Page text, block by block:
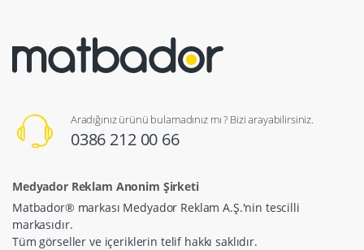
Aradığınız ürünü bulamadınız mı ? Bizi arayabilirsiniz.
0386 212 00 66
Medyador Reklam Anonim Şirketi
Matbador® markası Medyador Reklam A.Ş.'nin tescilli
markasıdır.
Tüm görseller ve içeriklerin telif hakkı saklıdır.